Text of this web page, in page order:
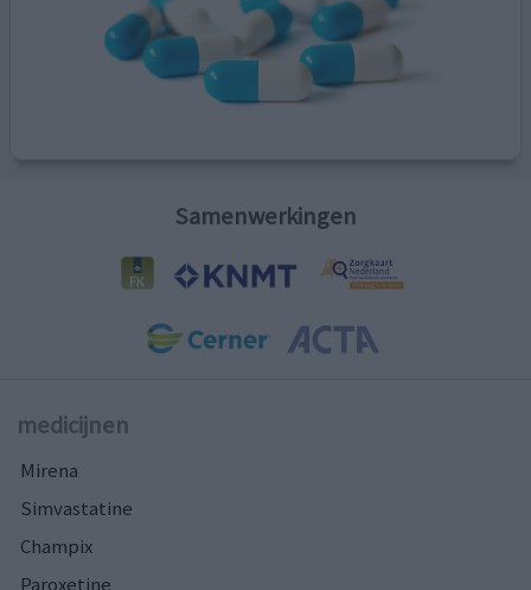
Samenwerkingen
medicijnen
Mirena
Simvastatine
Champix
Paroxetine